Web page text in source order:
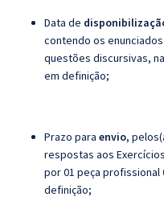
Data de
contendo os
questões discursivas, na
em definição;
Prazo para envio,
respostas aos
por 01 peça
definição;